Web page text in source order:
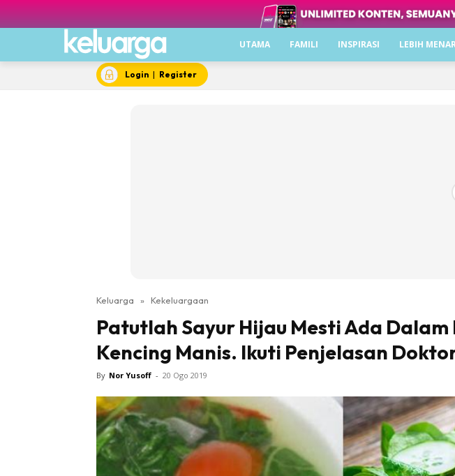
UTAMA FAMILI INSPIRASI LEBIH
Login | Register
Keluarga » Kekeluargaan
Patutlah Sayur Hijau Mesti Ada Dalam
Kencing Manis. Ikuti Penjelasan
By Nor Yusoff - 20 Ogo 2019